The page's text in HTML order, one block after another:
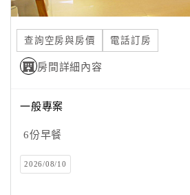
商
品
宣
傳
查詢空房與房價 電話訂房
房間詳細內容
一般專案
6份早餐
2026/08/10